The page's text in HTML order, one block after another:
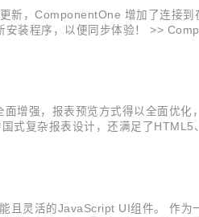
新，ComponentOne 增加了连接到
装程序，以便同步体验！ >>
增强，报表预览方式得以全面优化
式复杂报表设计，还满足了HTML5
且灵活的JavaScript UI组件。 作为